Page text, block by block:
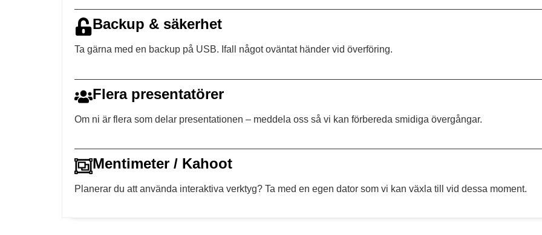
Backup & säkerhet
Ta gärna med en backup på USB. Ifall något oväntat händer vid överföring.
Flera presentatörer
Om ni är flera som delar presentationen – meddela oss så vi kan förbereda smidiga övergångar.
Mentimeter / Kahoot
Planerar du att använda interaktiva verktyg? Ta med en egen dator som vi kan växla till vid dessa moment.